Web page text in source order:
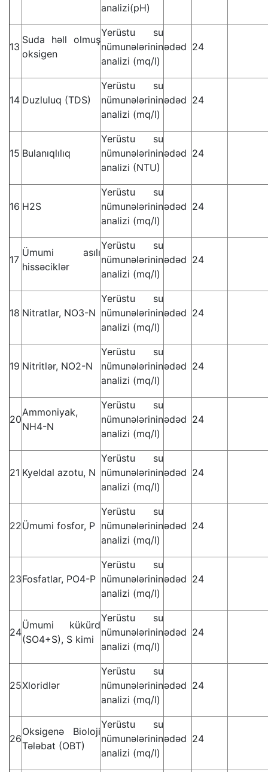
analizi(pH)
13
Suda həll olmuş
oksigen
Yerüstu su
nümunələrinin
analizi (mq/l)
ədəd 24
14 Duzluluq (TDS)
Yerüstu su
nümunələrinin
analizi (mq/l)
ədəd 24
15 Bulanıqlılıq
Yerüstu su
nümunələrinin
analizi (NTU)
ədəd 24
16 H2S
Yerüstu su
nümunələrinin
analizi (mq/l)
ədəd 24
17
Ümumi asılı
hissəciklər
Yerüstu su
nümunələrinin
analizi (mq/l)
ədəd 24
18 Nitratlar, NO3-N
Yerüstu su
nümunələrinin
analizi (mq/l)
ədəd 24
19 Nitritlər, NO2-N
Yerüstu su
nümunələrinin
analizi (mq/l)
ədəd 24
20
Ammoniyak,
NH4-N
Yerüstu su
nümunələrinin
analizi (mq/l)
ədəd 24
21 Kyeldal azotu, N
Yerüstu su
nümunələrinin
analizi (mq/l)
ədəd 24
22Ümumi fosfor, P
Yerüstu su
nümunələrinin
analizi (mq/l)
ədəd 24
23Fosfatlar, PO4-P
Yerüstu su
nümunələrinin
analizi (mq/l)
ədəd 24
24
Ümumi kükürd
(SO4+S), S kimi
Yerüstu su
nümunələrinin
analizi (mq/l)
ədəd 24
25Xloridlər
Yerüstu su
nümunələrinin
analizi (mq/l)
ədəd 24
26
Oksigenə Bioloji
Tələbat (OBT)
Yerüstu su
nümunələrinin
analizi (mq/l)
ədəd 24